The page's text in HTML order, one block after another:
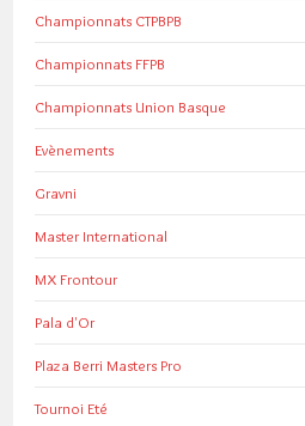
Championnats CTPBPB
Championnats FFPB
Championnats Union Basque
Evènements
Gravni
Master International
MX Frontour
Pala d'Or
Plaza Berri Masters Pro
Tournoi Eté